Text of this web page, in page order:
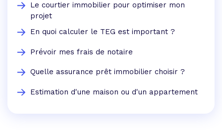
Le courtier immobilier pour optimiser mon
projet
En quoi calculer le TEG est important ?
Prévoir mes frais de notaire
Quelle assurance prêt immobilier choisir ?
Estimation d'une maison ou d'un appartement